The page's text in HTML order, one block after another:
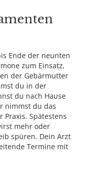
Ende der neunten
zum Einsatz,
der Gebärmutter
du in der
du nach Hause
nimmst du das
Spätestens
mehr oder
spüren. Dein Arzt
Termine mit